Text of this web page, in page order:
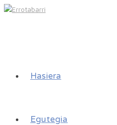
Hasiera
Egutegia